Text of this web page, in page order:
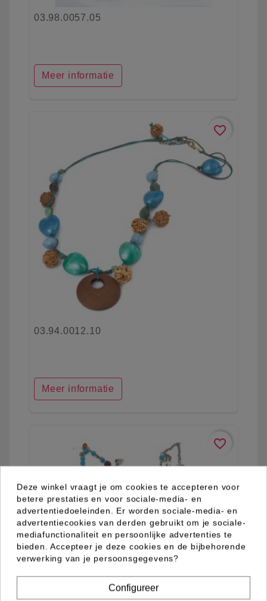
03.98.0057.05
Meer informatie
favorite_border
03.94.0012.10
Meer informatie
favorite_border
Deze winkel vraagt je om cookies te accepteren voor
betere prestaties en voor sociale-media- en
advertentiedoeleinden. Er worden sociale-media- en
advertentiecookies van derden gebruikt om je sociale-
mediafunctionaliteit en persoonlijke advertenties te
bieden. Accepteer je deze cookies en de bijbehorende
verwerking van je persoonsgegevens?
Configureer